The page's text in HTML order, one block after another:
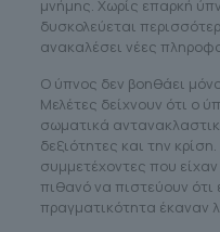
μνήμης. Χωρίς επαρκή
δυσκολεύεται
ανακαλέσει νέες
Ο ύπνος δεν βοηθάει
Μελέτες δείχνουν ότι ο
σωματικά
δεξιότητες και την
συμμετέχοντες που
πιθανό να πιστεύουν ότι
πραγματικότητα έκαναν